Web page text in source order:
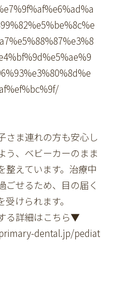
さま連れの方も安心し
う、ベビーカーのまま
整えています。治療中
ごせるため、目の届く
けられます。
る詳細はこちら▼
dental.jp/pediat